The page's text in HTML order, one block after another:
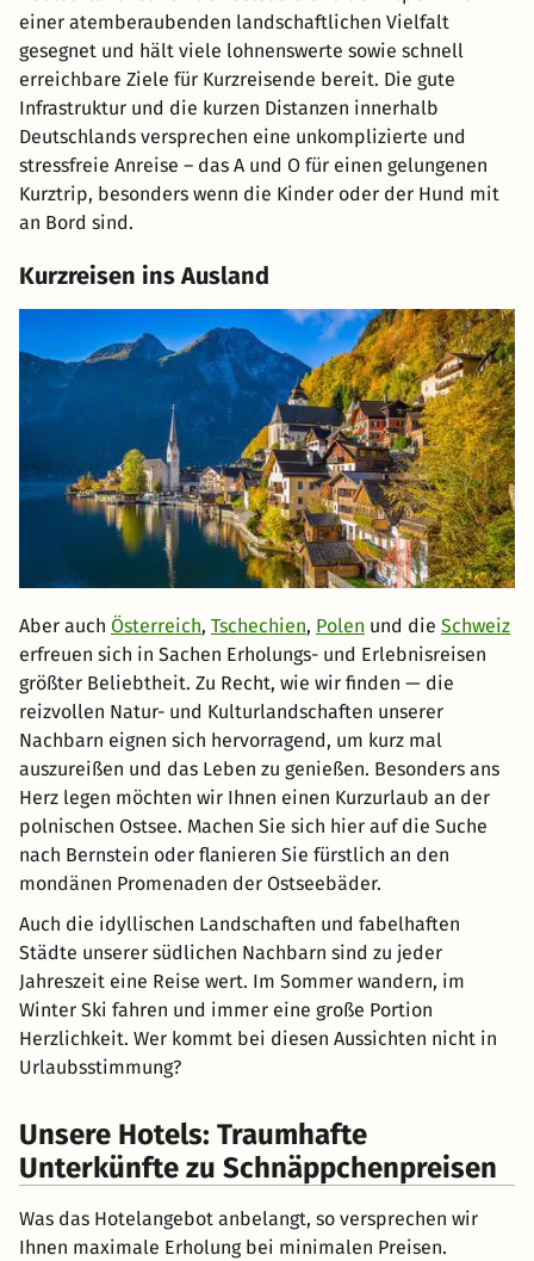
einer atemberaubenden landschaftlichen Vielfalt
gesegnet und hält viele lohnenswerte sowie schnell
erreichbare Ziele für Kurzreisende bereit. Die gute
Infrastruktur und die kurzen Distanzen innerhalb
Deutschlands versprechen eine unkomplizierte und
stressfreie Anreise – das A und O für einen gelungenen
Kurztrip, besonders wenn die Kinder oder der Hund mit
an Bord sind.
Kurzreisen ins Ausland
Aber auch Österreich, Tschechien, Polen und die Schweiz
erfreuen sich in Sachen Erholungs- und Erlebnisreisen
größter Beliebtheit. Zu Recht, wie wir finden — die
reizvollen Natur- und Kulturlandschaften unserer
Nachbarn eignen sich hervorragend, um kurz mal
auszureißen und das Leben zu genießen. Besonders ans
Herz legen möchten wir Ihnen einen Kurzurlaub an der
polnischen Ostsee. Machen Sie sich hier auf die Suche
nach Bernstein oder flanieren Sie fürstlich an den
mondänen Promenaden der Ostseebäder.
Auch die idyllischen Landschaften und fabelhaften
Städte unserer südlichen Nachbarn sind zu jeder
Jahreszeit eine Reise wert. Im Sommer wandern, im
Winter Ski fahren und immer eine große Portion
Herzlichkeit. Wer kommt bei diesen Aussichten nicht in
Urlaubsstimmung?
Unsere Hotels: Traumhafte
Unterkünfte zu Schnäppchenpreisen
Was das Hotelangebot anbelangt, so versprechen wir
Ihnen maximale Erholung bei minimalen Preisen.